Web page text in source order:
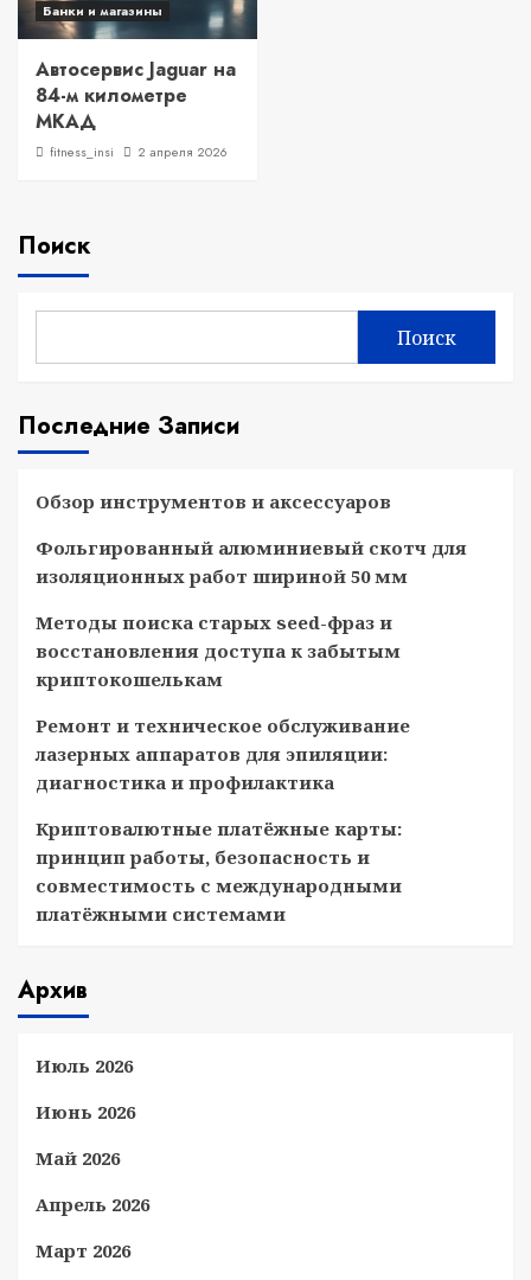
Банки и магазины
Автосервис Jaguar на
84-м километре
МКАД
fitness_insi 2 апреля 2026
Поиск
Поиск
Последние Записи
Обзор инструментов и аксессуаров
Фольгированный алюминиевый скотч для
изоляционных работ шириной 50 мм
Методы поиска старых seed-фраз и
восстановления доступа к забытым
криптокошелькам
Ремонт и техническое обслуживание
лазерных аппаратов для эпиляции:
диагностика и профилактика
Криптовалютные платёжные карты:
принцип работы, безопасность и
совместимость с международными
платёжными системами
Архив
Июль 2026
Июнь 2026
Май 2026
Апрель 2026
Март 2026